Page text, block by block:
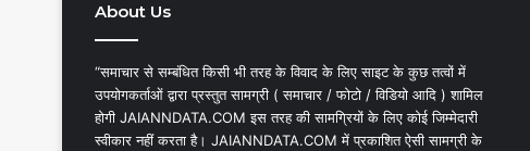
About Us
“समाचार से सम्बंधित किसी भी तरह के विवाद के लिए साइट के कुछ तत्वों में
उपयोगकर्ताओं द्वारा प्रस्तुत सामग्री ( समाचार / फोटो / विडियो आदि ) शामिल
होगी JAIANNDATA.COM इस तरह की सामग्रियों के लिए कोई जिम्मेदारी
स्वीकार नहीं करता है। JAIANNDATA.COM में प्रकाशित ऐसी सामग्री के